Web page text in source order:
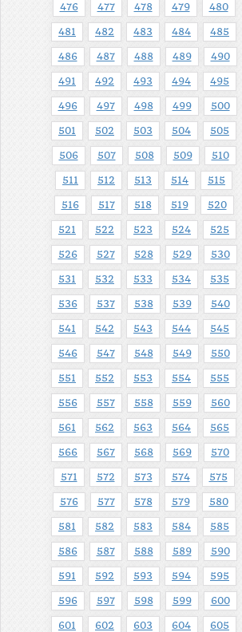
476 477 478 479 480
481 482 483 484 485
486 487 488 489 490
491 492 493 494 495
496 497 498 499 500
501 502 503 504 505
506 507 508 509 510
511 512 513 514 515
516 517 518 519 520
521 522 523 524 525
526 527 528 529 530
531 532 533 534 535
536 537 538 539 540
541 542 543 544 545
546 547 548 549 550
551 552 553 554 555
556 557 558 559 560
561 562 563 564 565
566 567 568 569 570
571 572 573 574 575
576 577 578 579 580
581 582 583 584 585
586 587 588 589 590
591 592 593 594 595
596 597 598 599 600
601 602 603 604 605